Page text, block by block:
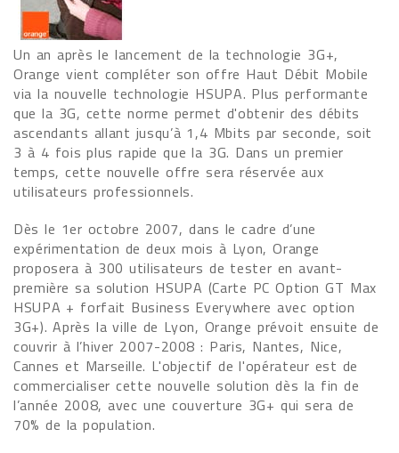
Un an après le lancement de la technologie 3G+,
Orange vient compléter son offre Haut Débit Mobile
via la nouvelle technologie HSUPA. Plus performante
que la 3G, cette norme permet d'obtenir des débits
ascendants allant jusqu’à 1,4 Mbits par seconde, soit
3 à 4 fois plus rapide que la 3G. Dans un premier
temps, cette nouvelle offre sera réservée aux
utilisateurs professionnels.
Dès le 1er octobre 2007, dans le cadre d’une
expérimentation de deux mois à Lyon, Orange
proposera à 300 utilisateurs de tester en avant-
première sa solution HSUPA (Carte PC Option GT Max
HSUPA + forfait Business Everywhere avec option
3G+). Après la ville de Lyon, Orange prévoit ensuite de
couvrir à l’hiver 2007-2008 : Paris, Nantes, Nice,
Cannes et Marseille. L'objectif de l'opérateur est de
commercialiser cette nouvelle solution dès la fin de
l’année 2008, avec une couverture 3G+ qui sera de
70% de la population.